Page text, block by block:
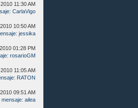
11:30 AM
: CarlaVigo
10:50 AM
: jessika
01:28 PM
: rosarioGM
11:05 AM
: RATON
09:51 AM
mensaje: ailea